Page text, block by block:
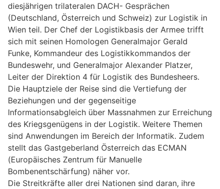
diesjährigen trilateralen DACH- Gesprächen
(Deutschland, Österreich und Schweiz) zur Logistik in
Wien teil. Der Chef der Logistikbasis der Armee trifft
sich mit seinen Homologen Generalmajor Gerald
Funke, Kommandeur des Logistikkommandos der
Bundeswehr, und Generalmajor Alexander Platzer,
Leiter der Direktion 4 für Logistik des Bundesheers.
Die Hauptziele der Reise sind die Vertiefung der
Beziehungen und der gegenseitige
Informationsabgleich über Massnahmen zur Erreichung
des Kriegsgenügens in der Logistik. Weitere Themen
sind Anwendungen im Bereich der Informatik. Zudem
stellt das Gastgeberland Österreich das ECMAN
(Europäisches Zentrum für Manuelle
Bombenentschärfung) näher vor.
Die Streitkräfte aller drei Nationen sind daran, ihre